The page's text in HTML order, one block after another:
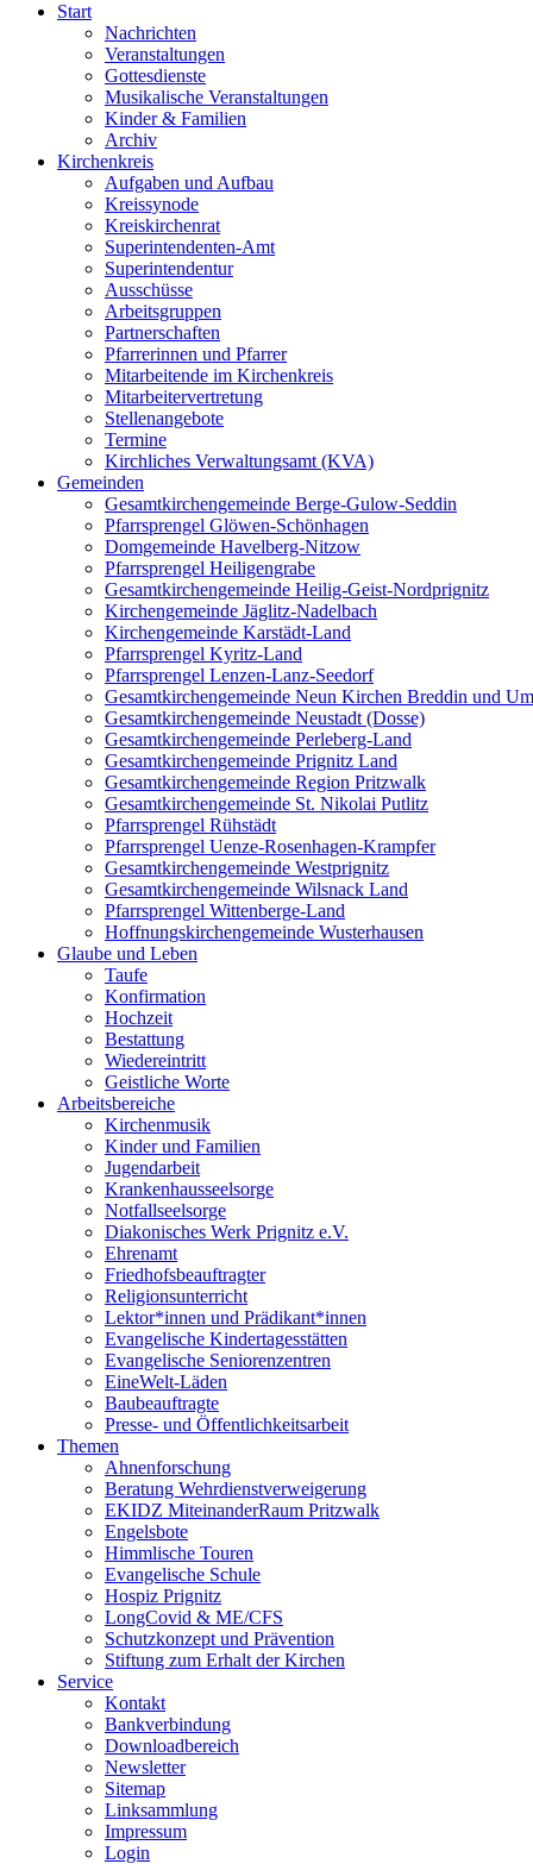
Start
Nachrichten
Veranstaltungen
Gottesdienste
Musikalische Veranstaltungen
Kinder & Familien
Archiv
Kirchenkreis
Aufgaben und Aufbau
Kreissynode
Kreiskirchenrat
Superintendenten-Amt
Superintendentur
Ausschüsse
Arbeitsgruppen
Partnerschaften
Pfarrerinnen und Pfarrer
Mitarbeitende im Kirchenkreis
Mitarbeitervertretung
Stellenangebote
Termine
Kirchliches Verwaltungsamt (KVA)
Gemeinden
Gesamtkirchengemeinde Berge-Gulow-Seddin
Pfarrsprengel Glöwen-Schönhagen
Domgemeinde Havelberg-Nitzow
Pfarrsprengel Heiligengrabe
Gesamtkirchengemeinde Heilig-Geist-Nordprignitz
Kirchengemeinde Jäglitz-Nadelbach
Kirchengemeinde Karstädt-Land
Pfarrsprengel Kyritz-Land
Pfarrsprengel Lenzen-Lanz-Seedorf
Gesamtkirchengemeinde Neun Kirchen Breddin und
Gesamtkirchengemeinde Neustadt (Dosse)
Gesamtkirchengemeinde Perleberg-Land
Gesamtkirchengemeinde Prignitz Land
Gesamtkirchengemeinde Region Pritzwalk
Gesamtkirchengemeinde St. Nikolai Putlitz
Pfarrsprengel Rühstädt
Pfarrsprengel Uenze-Rosenhagen-Krampfer
Gesamtkirchengemeinde Westprignitz
Gesamtkirchengemeinde Wilsnack Land
Pfarrsprengel Wittenberge-Land
Hoffnungskirchengemeinde Wusterhausen
Glaube und Leben
Taufe
Konfirmation
Hochzeit
Bestattung
Wiedereintritt
Geistliche Worte
Arbeitsbereiche
Kirchenmusik
Kinder und Familien
Jugendarbeit
Krankenhausseelsorge
Notfallseelsorge
Diakonisches Werk Prignitz e.V.
Ehrenamt
Friedhofsbeauftragter
Religionsunterricht
Lektor*innen und Prädikant*innen
Evangelische Kindertagesstätten
Evangelische Seniorenzentren
EineWelt-Läden
Baubeauftragte
Presse- und Öffentlichkeitsarbeit
Themen
Ahnenforschung
Beratung Wehrdienstverweigerung
EKIDZ MiteinanderRaum Pritzwalk
Engelsbote
Himmlische Touren
Evangelische Schule
Hospiz Prignitz
LongCovid & ME/CFS
Schutzkonzept und Prävention
Stiftung zum Erhalt der Kirchen
Service
Kontakt
Bankverbindung
Downloadbereich
Newsletter
Sitemap
Linksammlung
Impressum
Login